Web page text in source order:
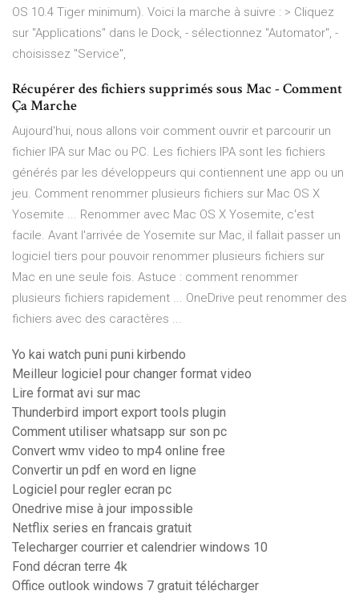
OS 10.4 Tiger minimum). Voici la marche à suivre : > Cliquez
sur "Applications" dans le Dock, - sélectionnez "Automator", -
choisissez "Service",
Récupérer des fichiers supprimés sous Mac - Comment
Ça Marche
Aujourd'hui, nous allons voir comment ouvrir et parcourir un
fichier IPA sur Mac ou PC. Les fichiers IPA sont les fichiers
générés par les développeurs qui contiennent une app ou un
jeu. Comment renommer plusieurs fichiers sur Mac OS X
Yosemite ... Renommer avec Mac OS X Yosemite, c'est
facile. Avant l'arrivée de Yosemite sur Mac, il fallait passer un
logiciel tiers pour pouvoir renommer plusieurs fichiers sur
Mac en une seule fois. Astuce : comment renommer
plusieurs fichiers rapidement ... OneDrive peut renommer des
fichiers avec des caractères ...
Yo kai watch puni puni kirbendo
Meilleur logiciel pour changer format video
Lire format avi sur mac
Thunderbird import export tools plugin
Comment utiliser whatsapp sur son pc
Convert wmv video to mp4 online free
Convertir un pdf en word en ligne
Logiciel pour regler ecran pc
Onedrive mise à jour impossible
Netflix series en francais gratuit
Telecharger courrier et calendrier windows 10
Fond décran terre 4k
Office outlook windows 7 gratuit télécharger